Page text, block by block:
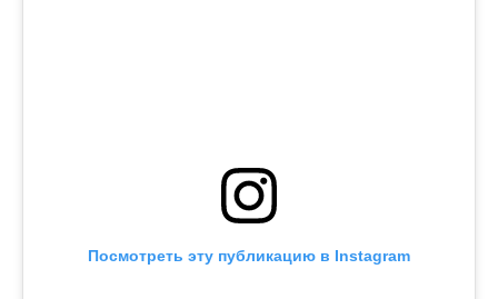
Посмотреть эту публикацию в Instagram